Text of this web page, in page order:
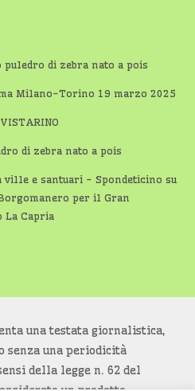
puledro di zebra nato a pois
Milano-Torino 19 marzo 2025
di zebra nato a pois
ville e santuari - Spondeticino su
per il Gran
La Capria
una testata giornalistica,
senza una periodicità
della legge n. 62 del